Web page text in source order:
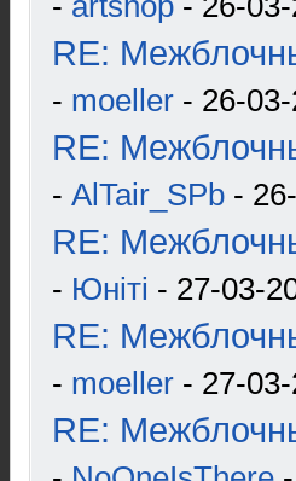
RE:
- moeller - 26-
RE:
- AlTair_SPb -
RE:
- Юнiтi - 27-03-
RE:
- moeller - 27-
RE: